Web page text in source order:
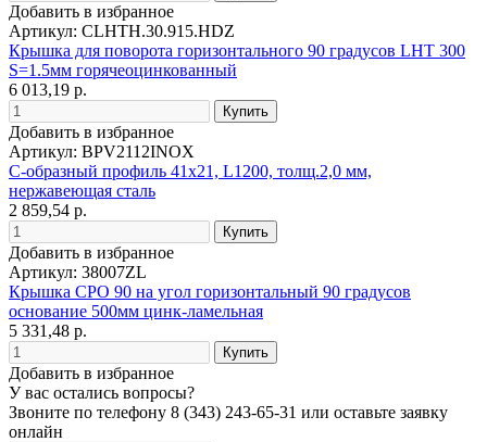
Добавить в избранное
Артикул: CLHTH.30.915.HDZ
Крышка для поворота горизонтального 90 градусов LHT 300
S=1.5мм горячеоцинкованный
6 013,19 р.
Добавить в избранное
Артикул: BPV2112INOX
С-образный профиль 41х21, L1200, толщ.2,0 мм,
нержавеющая сталь
2 859,54 р.
Добавить в избранное
Артикул: 38007ZL
Крышка CPO 90 на угол горизонтальный 90 градусов
основание 500мм цинк-ламельная
5 331,48 р.
Добавить в избранное
У вас остались вопросы?
Звоните по телефону 8 (343) 243-65-31 или оставьте заявку
онлайн